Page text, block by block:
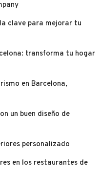
clave para mejorar tu
transforma tu hogar
en Barcelona,
un buen diseño de
personalizado
en los restaurantes de